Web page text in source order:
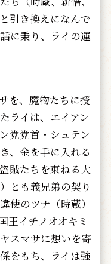
引き換えになんで
に乗り、ライの運
を、魔物たちに授
ライは、エイアン
党党首・シュテン
、金を手に入れる
賊たちを束ねる大
とも義兄弟の契り
使のツナ（時蔵）
王イチノオオキミ
スマサに想いを寄
をもち、ライは強